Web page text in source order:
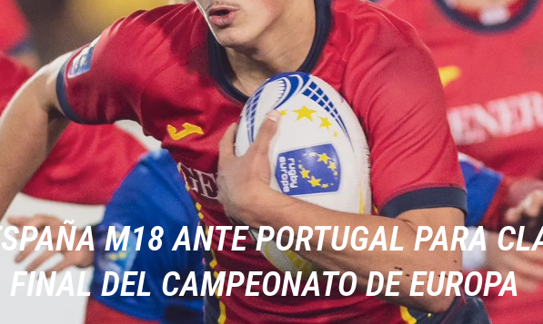
M18 ANTE PORTUGAL PARA
DEL CAMPEONATO DE EUROPA